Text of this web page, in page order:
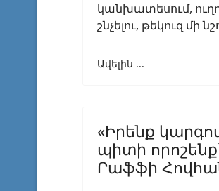
կանխատեսում,
շնչելու, թեկուզ մի
Ավելին ...
«Իրենք
պիտի
Րաֆֆի